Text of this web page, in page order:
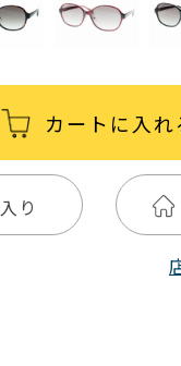
カートに入れ
り